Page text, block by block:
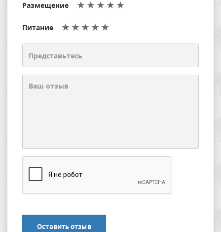
Размещение
Питание
Оставить отзыв